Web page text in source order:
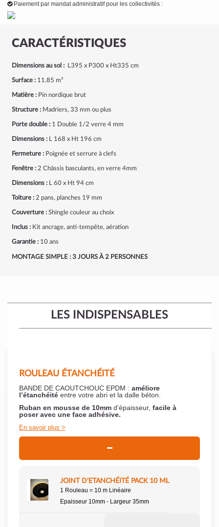
CARACTÉRISTIQUES
Dimensions au sol : L395 x P300 x Ht335 cm
Surface : 11.85 m²
Matière : Pin nordique brut
Structure : Madriers, 33 mm ou plus
Porte double : 1 Double 1/2 verre 4 mm
Dimensions : L 168 x Ht 196 cm
Fermeture : Poignée et serrure à clefs
Fenêtre : 2 Châssis basculants, en verre 4mm
Dimensions : L 60 x Ht 94 cm
Toiture : 2 pans, planches 19 mm
Couverture : Shingle couleur au choix
Inclus : Kit ancrage, anti-tempête, aération
Garantie : 10 ans
MONTAGE SIMPLE : 3 JOURS À 2 PERSONNES
Paiement par mandat administratif pour les collectivités :
LES INDISPENSABLES
ROULEAU ÉTANCHÉITÉ
BANDE DE CAOUTCHOUC EPDM : améliore
l’étanchéité entre votre abri et la dalle béton.
Ruban en mousse de 10mm d’épaisseur, facile à
poser avec une face adhésive.
En savoir plus
JOINT D'ETANCHÉITÉ PACK 10 ML
1 Rouleau = 10 m Linéaire
Epaisseur 10mm - Largeur 35mm